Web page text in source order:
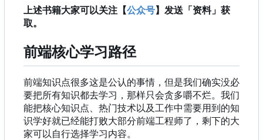
上述书籍大家可以关注【公众号】发送「资料」获
取。
前端核心学习路径
前端知识点很多这是公认的事情，但是我们确实没必
要把所有知识都去学习，那样只会贪多嚼不烂。我们
能把核心知识点、热门技术以及工作中需要用到的知
识学好就已经能打败大部分前端工程师了，剩下的大
家可以自行选择学习内容。